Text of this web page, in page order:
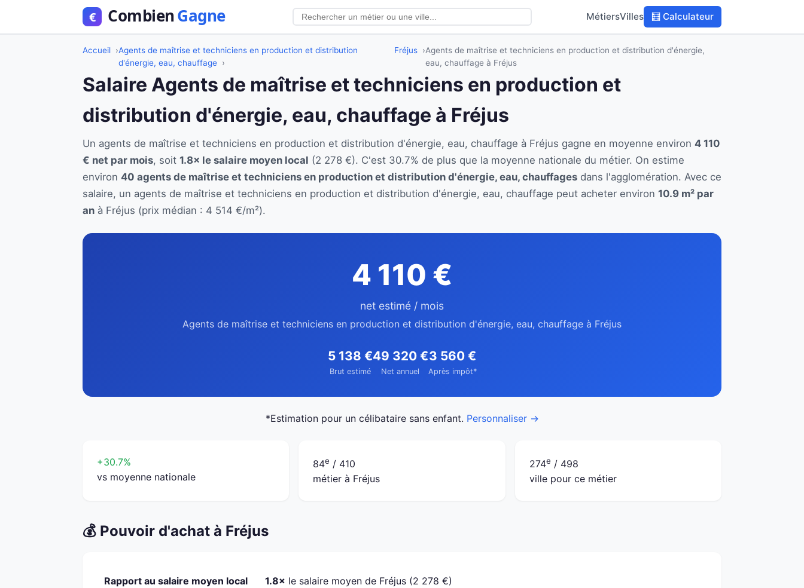
MétiersVilles 🧮 Calculateur
Accueil
Agents de maîtrise et techniciens en production et distribution
d'énergie, eau, chauffage
Fréjus
Agents de maîtrise et techniciens en production et distribution d'énergie,
eau, chauffage à Fréjus
Salaire Agents de maîtrise et techniciens en production et
distribution d'énergie, eau, chauffage à Fréjus
Un agents de maîtrise et techniciens en production et distribution d'énergie, eau, chauffage à Fréjus gagne en moyenne environ 4 110
€ net par mois, soit 1.8× le salaire moyen local (2 278 €). C'est 30.7% de plus que la moyenne nationale du métier. On estime
environ 40 agents de maîtrise et techniciens en production et distribution d'énergie, eau, chauffages dans l'agglomération. Avec ce
salaire, un agents de maîtrise et techniciens en production et distribution d'énergie, eau, chauffage peut acheter environ 10.9 m² par
an à Fréjus (prix médian : 4 514 €/m²).
4 110 €
net estimé / mois
Agents de maîtrise et techniciens en production et distribution d'énergie, eau, chauffage à Fréjus
5 138 €
Brut estimé
49 320 €
Net annuel
3 560 €
Après impôt*
*Estimation pour un célibataire sans enfant. Personnaliser →
+30.7%
vs moyenne nationale
84e / 410
métier à Fréjus
274e / 498
ville pour ce métier
💰 Pouvoir d'achat à Fréjus
Rapport au salaire moyen local 1.8× le salaire moyen de Fréjus (2 278 €)